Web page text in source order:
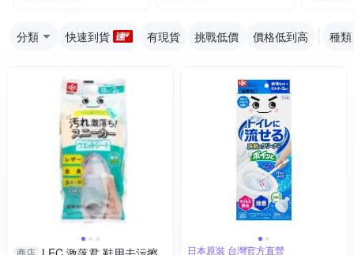
分類 快速到貨 有現貨 挑戰低價 價格低到高 種類
日本原裝 台灣官方直營